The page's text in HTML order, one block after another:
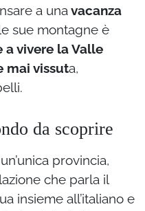
a una vacanza
sue montagne è
a vivere la Valle
mai vissuta,
da scoprire
provincia,
che parla il
insieme all’italiano e